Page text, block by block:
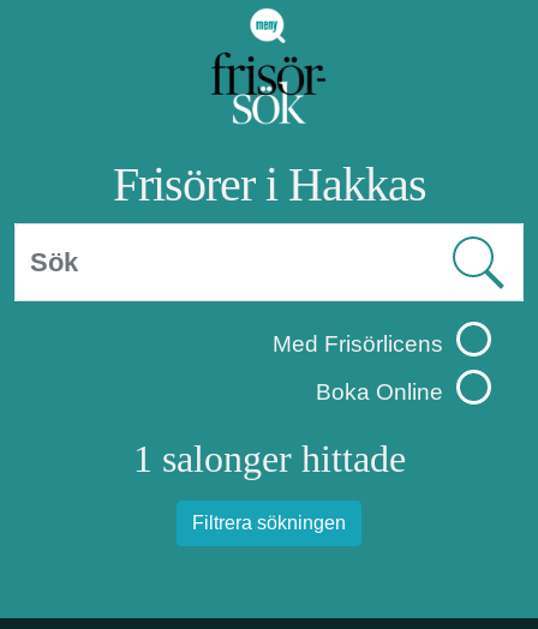
Frisörer i Hakkas
Med Frisörlicens
Boka Online
1 salonger hittade
Filtrera sökningen